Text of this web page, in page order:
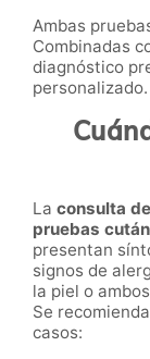
Ambas
Combinadas
diagnóstico
personalizado.
La consulta
pruebas
presentan
signos de
la piel o
Se
casos: